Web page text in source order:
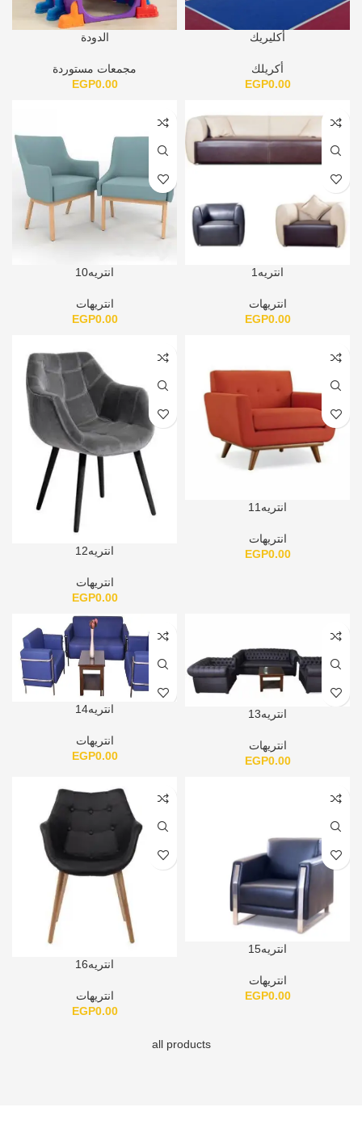
أكليريك
أكريلك
EGP0.00
الدودة
مجمعات مستوردة
EGP0.00
انتريه1
انتريهات
EGP0.00
انتريه10
انتريهات
EGP0.00
انتريه11
انتريهات
EGP0.00 انتريه12
انتريهات
EGP0.00
انتريه13
انتريهات
EGP0.00
انتريه14
انتريهات
EGP0.00
انتريه15
انتريهات
EGP0.00
انتريه16
انتريهات
EGP0.00
all products